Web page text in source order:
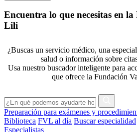
Encuentra lo que necesitas en
Lili
¿Buscas un servicio médico, una
salud o información sobre
Usa nuestro buscador inteligente para
que ofrece la Fundación
Preparación para exámenes y
Biblioteca FVL al día Buscar especialidad
Especialistas